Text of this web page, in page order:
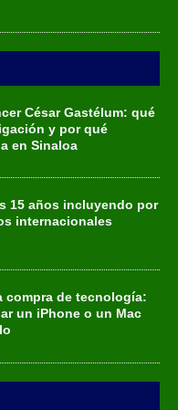
César Gastélum: qué
y por qué
en Sinaloa
15 años incluyendo por
internacionales
compra de tecnología:
un iPhone o un Mac